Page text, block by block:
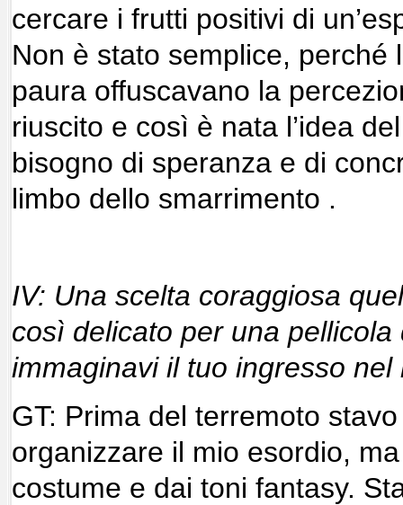
cercare i frutti positivi di
Non è stato semplice, perché
paura offuscavano la
riuscito e così è nata l’idea
bisogno di speranza e di
limbo dello smarrimento .
IV: Una scelta coraggiosa
così delicato per una pellicola
immaginavi il tuo ingresso
GT: Prima del terremoto
organizzare il mio esordio,
costume e dai toni fantasy.